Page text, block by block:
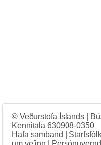
© Veðurstofa Íslands |
Kennitala 630908-0350
Hafa samband
Starfsfólk
um vefinn
Persónuvernd